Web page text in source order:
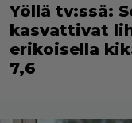
Yöllä tv:ssä:
kasvattivat
erikoisella
7,6